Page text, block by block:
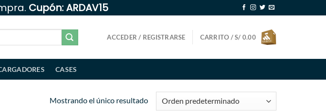
Cupón: ARDAV15
ACCEDER / REGISTRARSE CARRITO /S/ 0.00
CASES
Mostrando el único resultado